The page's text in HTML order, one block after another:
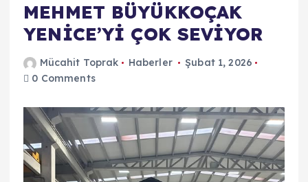
MEHMET BÜYÜKKOÇAK
YENİCE’Yİ ÇOK SEVİYOR
Mücahit Toprak Haberler
Şubat 1, 2026
0 Comments